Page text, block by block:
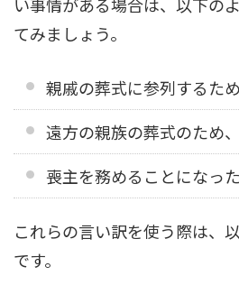
てみましょう。
親戚の葬式に参列するため
遠方の親族の葬式のため
喪主を務めることになっ
これらの言い訳を使う際は、
です。